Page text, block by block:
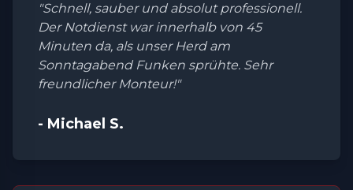
"Schnell, sauber und absolut professionell.
Der Notdienst war innerhalb von 45
Minuten da, als unser Herd am
Sonntagabend Funken sprühte. Sehr
freundlicher Monteur!"
- Michael S.